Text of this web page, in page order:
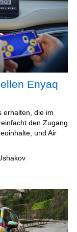
Enyaq
erhalten, die im
den Zugang
und Air